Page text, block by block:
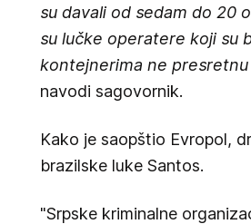
su davali od sedam do 20
su lučke operatere koji su
kontejnerima ne
navodi sagovornik.
Kako je saopštio Evropol,
brazilske luke Santos.
"Srpske kriminalne